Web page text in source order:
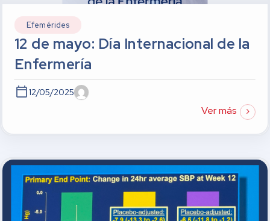
Efemérides
12 de mayo: Día Internacional de la
Enfermería
12/05/2025
Ver más